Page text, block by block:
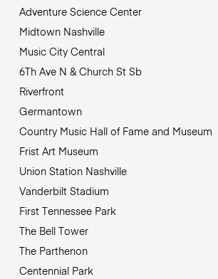
Adventure Science Center
Midtown Nashville
Music City Central
6Th Ave N & Church St Sb
Riverfront
Germantown
Country Music Hall of Fame and Museum
Frist Art Museum
Union Station Nashville
Vanderbilt Stadium
First Tennessee Park
The Bell Tower
The Parthenon
Centennial Park